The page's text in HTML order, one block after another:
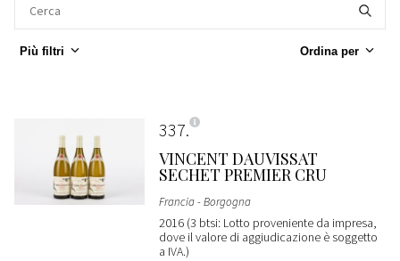
Più filtri Ordina per
337
VINCENT DAUVISSAT
SECHET PREMIER CRU
Francia - Borgogna
2016 (3 btsi: Lotto proveniente da impresa,
dove il valore di aggiudicazione è soggetto
a IVA.)